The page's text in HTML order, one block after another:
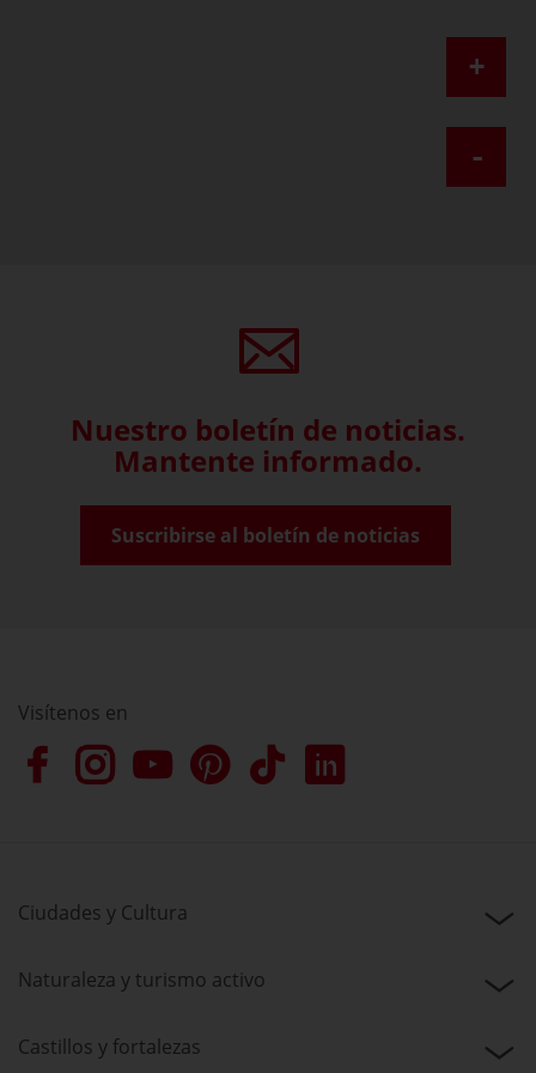
+
-
Nuestro boletín de noticias.
Mantente informado.
Suscribirse al boletín de noticias
Visítenos en
Ciudades y Cultura
Naturaleza y turismo activo
Castillos y fortalezas